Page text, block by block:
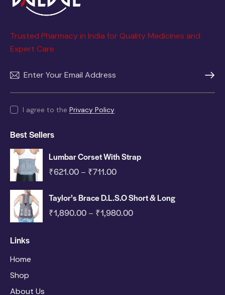
Trusted Pharmacy in India for Quality Medicines and
Expert Care
I agree to the Privacy Policy.
Best Sellers
Lumbar Corset With Strap
₹621.00 – ₹711.00
Taylor’s Brace D.L.S.O Short & Long
₹1,890.00 – ₹1,980.00
Links
Home
Shop
About Us